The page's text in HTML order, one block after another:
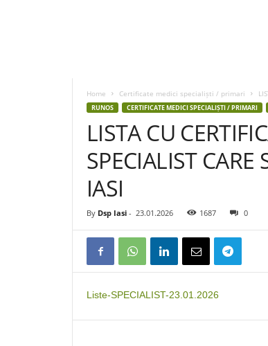
P
Home Certificate medici specialiști / primari
RUNOS CERTIFICATE MEDICI SPECIALIȘTI / PRIMARI
LISTA CU
SPECIALIST CARE
IASI
By Dsp Iasi - 23.01.2026 1687 0
Liste-SPECIALIST-23.01.2026